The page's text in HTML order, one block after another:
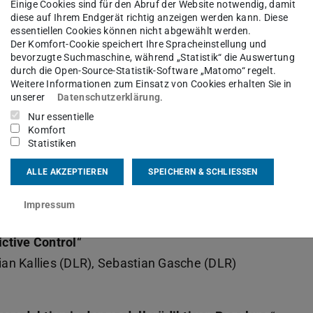
Vorträge statt:
Unmanned Aerial Vehicles“
(DLR), Sebastian Gasche (DLR)
Control“
Kallies (DLR), Sebastian Gasche (DLR)
Einige Cookies sind für den Abruf der Website notwendig, damit
diese auf Ihrem Endgerät richtig anzeigen werden kann. Diese
essentiellen Cookies können nicht abgewählt werden.
Der Komfort-Cookie speichert Ihre Spracheinstellung und
bevorzugte Suchmaschine, während „Statistik“ die Auswertung
durch die Open-Source-Statistik-Software „Matomo“ regelt.
Weitere Informationen zum Einsatz von Cookies erhalten Sie in
unserer
Datenschutzerklärung.
Nur essentielle
Komfort
Statistiken
ALLE AKZEPTIEREN SPEICHERN & SCHLIESSEN
Impressum